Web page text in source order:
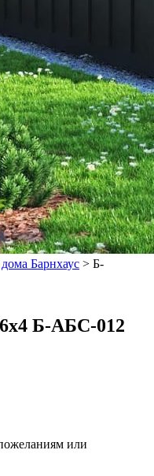
Барнхаус > Б-
Б-АБС-012
или